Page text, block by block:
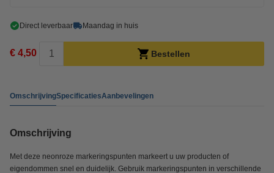
Direct leverbaar Maandag in huis
€ 4,50 Bestellen
OmschrijvingSpecificatiesAanbevelingen
Omschrijving
Met deze neonroze markeringspunten markeert u uw producten of
eigendommen snel en duidelijk. Gebruik markeringspunten in verschillende